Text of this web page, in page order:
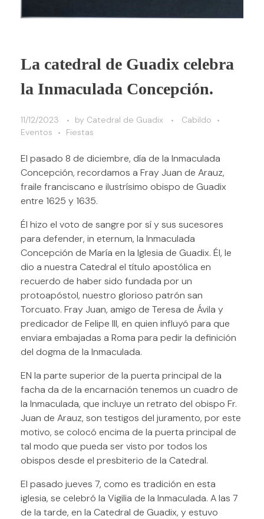
La catedral de Guadix celebra
la Inmaculada Concepción.
11/12/2023 by Catedral de Guadix
Cabildo
Eventos
Fiestas
El pasado 8 de diciembre, día de la Inmaculada
Concepción, recordamos a Fray Juan de Arauz,
fraile franciscano e ilustrísimo obispo de Guadix
entre 1625 y 1635.
Él hizo el voto de sangre por sí y sus sucesores
para defender, in eternum, la Inmaculada
Concepción de María en la Iglesia de Guadix. Él, le
dio a nuestra Catedral el título apostólica en
recuerdo de haber sido fundada por un
protoapóstol, nuestro glorioso patrón san
Torcuato. Fray Juan, amigo de Teresa de Ávila y
predicador de Felipe III, en quien influyó para que
enviara embajadas a Roma para pedir la definición
del dogma de la Inmaculada.
EN la parte superior de la puerta principal de la
facha da de la encarnación tenemos un cuadro de
la Inmaculada, que incluye un retrato del obispo Fr.
Juan de Arauz, son testigos del juramento, por este
motivo, se colocó encima de la puerta principal de
tal modo que pueda ser visto por todos los
obispos desde el presbiterio de la Catedral.
El pasado jueves 7, como es tradición en esta
iglesia, se celebró la Vigilia de la Inmaculada. A las 7
de la tarde, en la Catedral de Guadix, y estuvo